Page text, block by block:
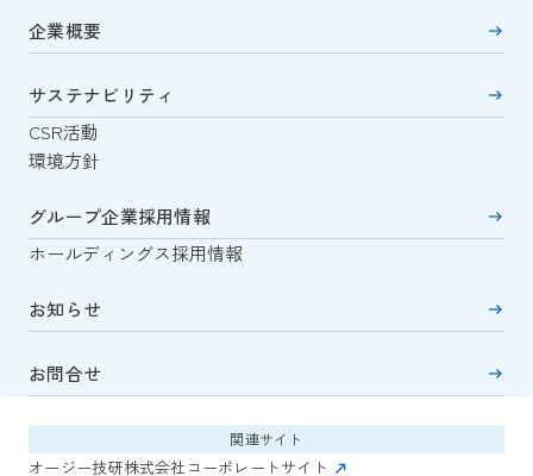
企業概要
サステナビリティ
CSR活動
環境方針
グループ企業採用情報
ホールディングス採用情報
お知らせ
お問合せ
関連サイト
オージー技研株式会社コーポレートサイト